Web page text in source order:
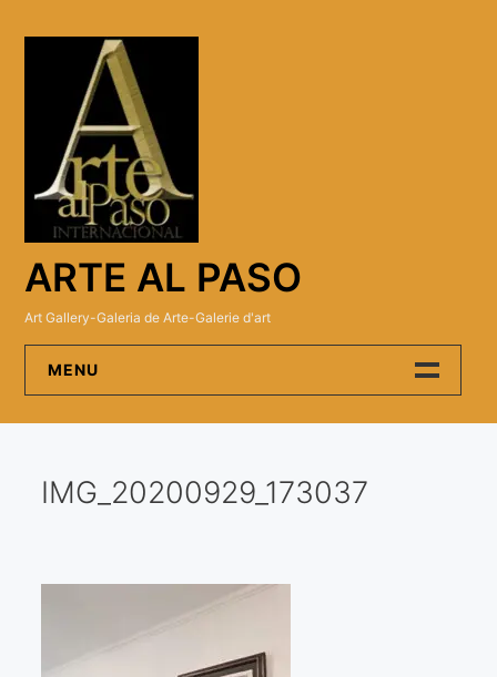
ARTE AL PASO
Art Gallery-Galeria de Arte-Galerie d'art
MENU
Artistas
Visitas a los ateliers o talleres de artistas
IMG_20200929_173037